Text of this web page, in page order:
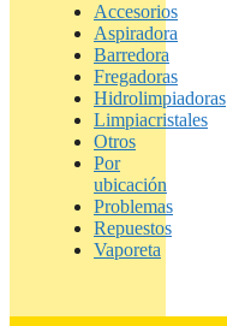
Accesorios
Aspiradora
Barredora
Fregadoras
Hidrolimpiadoras
Limpiacristales
Otros
Por
ubicación
Problemas
Repuestos
Vaporeta